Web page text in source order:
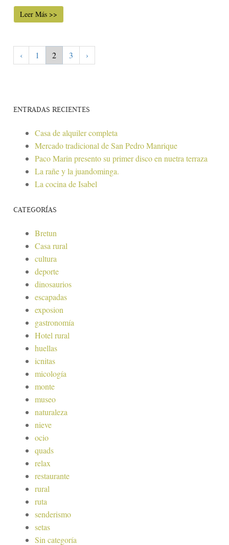
Leer Más >>
‹ 1 2 3 ›
ENTRADAS RECIENTES
Casa de alquiler completa
Mercado tradicional de San Pedro Manrique
Paco Marin presento su primer disco en nuetra terraza
La rañe y la juandominga.
La cocina de Isabel
CATEGORÍAS
Bretun
Casa rural
cultura
deporte
dinosaurios
escapadas
exposion
gastronomía
Hotel rural
huellas
icnitas
micología
monte
museo
naturaleza
nieve
ocio
quads
relax
restaurante
rural
ruta
senderismo
setas
Sin categoría